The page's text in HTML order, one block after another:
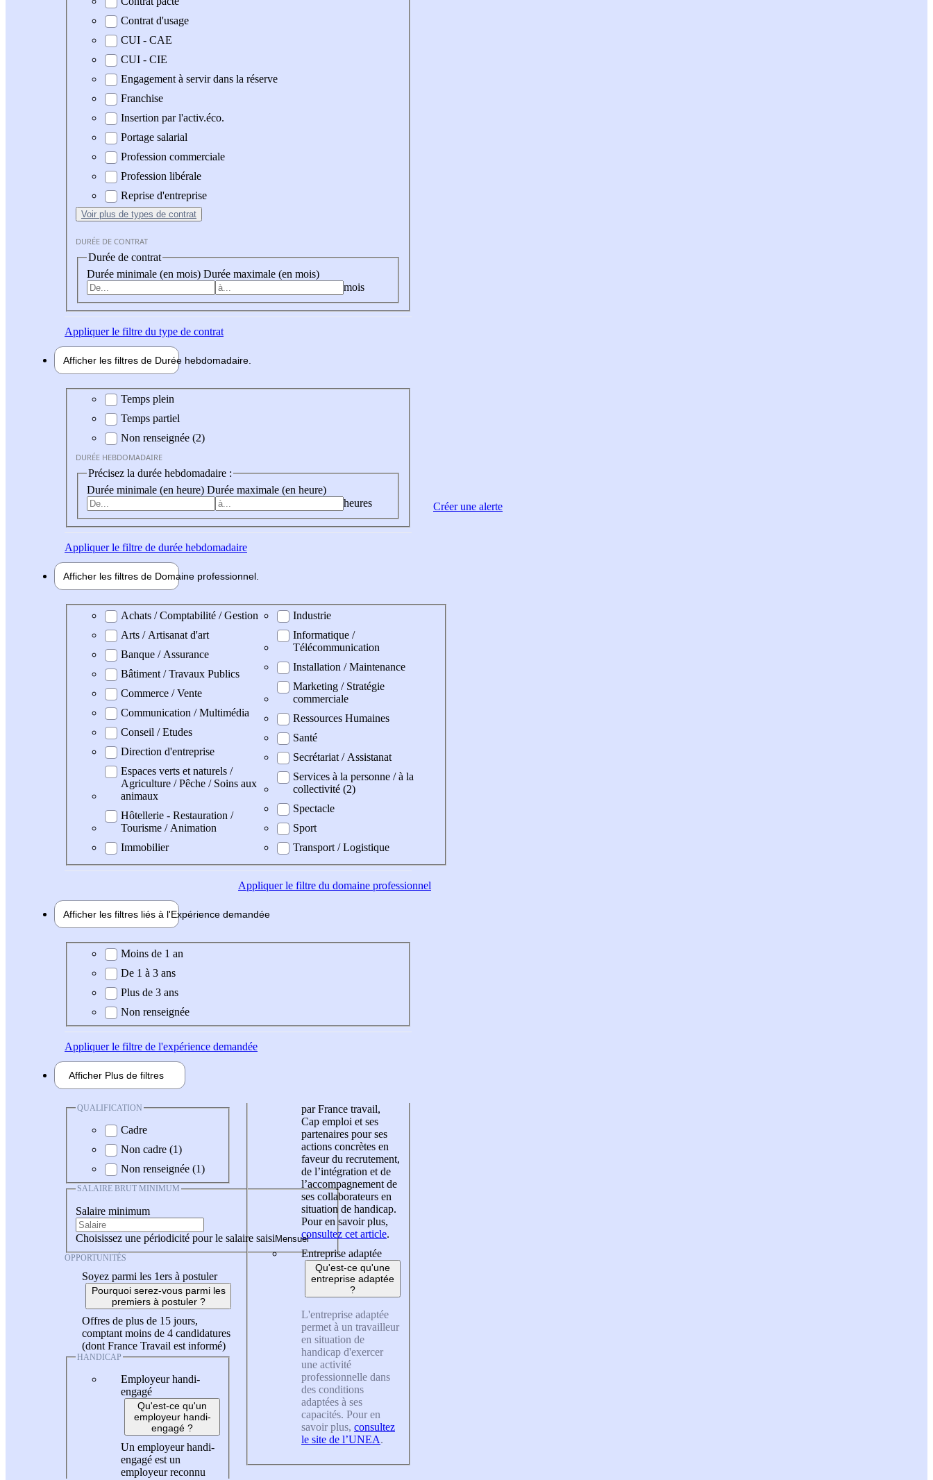
Contrat d'usage
CUI - CAE
CUI - CIE
Engagement à servir dans la réserve
Franchise
Insertion par l'activ.éco.
Portage salarial
Profession commerciale
Profession libérale
Reprise d'entreprise
Voir plus de types de contrat
DURÉE DE CONTRAT
Durée de contrat
Durée minimale (en mois) Durée maximale (en mois)
mois
Appliquerle filtre du type de contrat
Afficher les filtres de Durée hebdomadaire
Durée hebdomadaire
Temps plein
Temps partiel
Non renseignée (2)
DURÉE HEBDOMADAIRE
Précisez la durée hebdomadaire :
Durée minimale (en heure) Durée maximale (en heure)
heures
Appliquerle filtre de durée hebdomadaire
Afficher les filtres de Domaine professionnel
Domaine professionel
Achats / Comptabilité / Gestion
Arts / Artisanat d'art
Banque / Assurance
Bâtiment / Travaux Publics
Commerce / Vente
Communication / Multimédia
Conseil / Etudes
Direction d'entreprise
Espaces verts et naturels /
Agriculture / Pêche / Soins aux
animaux
Hôtellerie - Restauration /
Tourisme / Animation
Immobilier
Industrie
Informatique /
Télécommunication
Installation / Maintenance
Marketing / Stratégie
commerciale
Ressources Humaines
Santé
Secrétariat / Assistanat
Services à la personne / à la
collectivité (2)
Spectacle
Sport
Transport / Logistique
Appliquerle filtre du domaine professionnel
Afficher les filtres liés à l'Expérience demandée
Expérience demandée
Moins de 1 an
De 1 à 3 ans
Plus de 3 ans
Non renseignée
Appliquerle filtre de l'expérience demandée
Afficher Plus de filtres
QUALIFICATION
Cadre
Non cadre (1)
Non renseignée (1)
SALAIRE BRUT MINIMUM
Salaire minimum
Choisissez une périodicité pour le salaire saisi
OPPORTUNITÉS
Soyez parmi les 1ers à postuler
Pourquoi serez-vous parmi les
premiers à postuler ?
Offres de plus de 15 jours,
comptant moins de 4 candidatures
(dont France Travail est informé)
HANDICAP
Employeur handi-
engagé
Qu'est-ce qu'un
employeur handi-
engagé ?
Un employeur handi-
engagé est un
employeur reconnu
par France travail,
Cap emploi et ses
partenaires pour ses
actions concrètes en
faveur du recrutement,
de l’intégration et de
l’accompagnement de
ses collaborateurs en
situation de handicap.
Pour en savoir plus,
consultez cet article.
Entreprise adaptée
Qu'est-ce qu'une
entreprise adaptée
?
L'entreprise adaptée
permet à un travailleur
en situation de
handicap d'exercer
une activité
professionnelle dans
des conditions
adaptées à ses
capacités. Pour en
savoir plus, consultez
le site de l’UNEA.
Créer une alerte